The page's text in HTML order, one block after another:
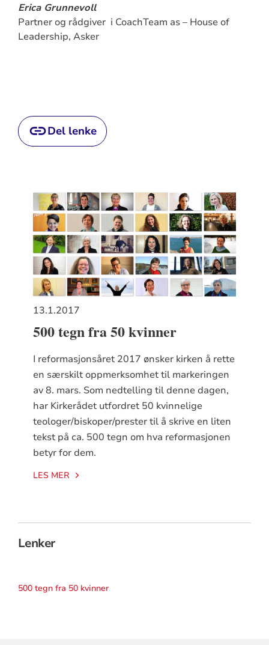
Erica Grunnevoll
Partner og rådgiver i CoachTeam as – House of
Leadership, Asker
Del lenke
13.1.2017
500 tegn fra 50 kvinner
I reformasjonsåret 2017 ønsker kirken å rette
en særskilt oppmerksomhet til markeringen
av 8. mars. Som nedtelling til denne dagen,
har Kirkerådet utfordret 50 kvinnelige
teologer/biskoper/prester til å skrive en liten
tekst på ca. 500 tegn om hva reformasjonen
betyr for dem.
LES MER
Lenker
500 tegn fra 50 kvinner